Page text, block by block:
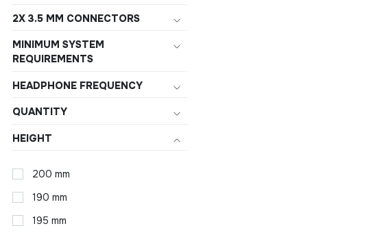
2X 3.5 MM CONNECTORS
MINIMUM SYSTEM
REQUIREMENTS
HEADPHONE FREQUENCY
QUANTITY
HEIGHT
200 mm
190 mm
195 mm